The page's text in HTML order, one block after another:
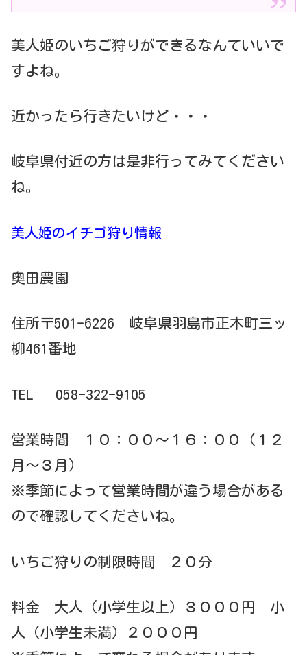
美人姫のいちご狩りができるなんていいで
すよね。
近かったら行きたいけど・・・
岐阜県付近の方は是非行ってみてください
ね。
美人姫のイチゴ狩り情報
奥田農園
住所〒501-6226 岐阜県羽島市正木町三ッ
柳461番地
TEL 058-322-9105
営業時間 １０：００～１６：００（１２
月～３月）
※季節によって営業時間が違う場合がある
ので確認してくださいね。
いちご狩りの制限時間 ２０分
料金 大人（小学生以上）３０００円 小
人（小学生未満）２０００円